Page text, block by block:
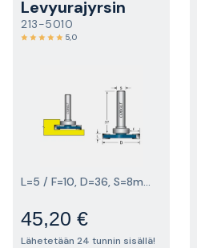
Levyurajyrsin
213-5010
5,0
L=5 / F=10, D=36, S=8mm
45,20 €
Lähetetään 24 tunnin sisällä!